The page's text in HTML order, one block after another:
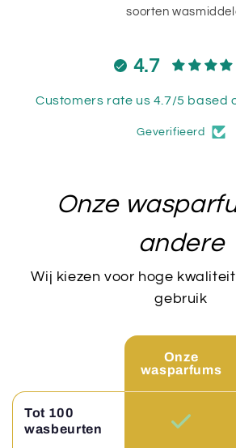
soorten
4.7
Customers rate us 4.7/5 based
Geverifieerd
Onze
andere
Wij kiezen voor hoge
gebruik
Onze
wasparfums
Tot 100
wasbeurten